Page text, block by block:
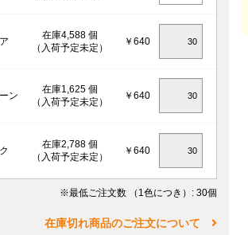
在庫4,588 個
（入荷予定未定）
￥640
ン
在庫1,625 個
（入荷予定未定）
￥640
在庫2,788 個
（入荷予定未定）
￥640
※最低ご注文数 （1色につき） : 30個
在庫切れ商品のご注文について